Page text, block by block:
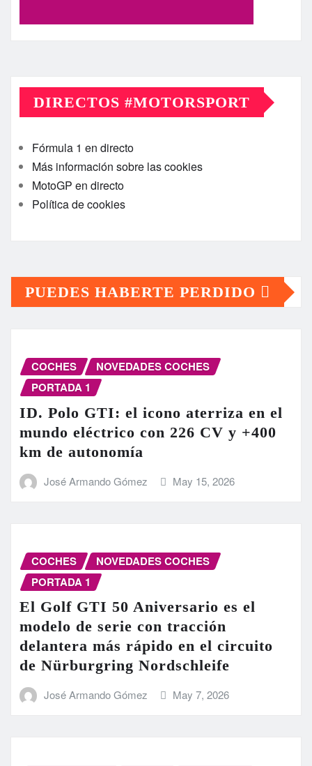
DIRECTOS #MOTORSPORT
Fórmula 1 en directo
Más información sobre las cookies
MotoGP en directo
Política de cookies
PUEDES HABERTE PERDIDO
COCHES
NOVEDADES COCHES
PORTADA 1
ID. Polo GTI: el icono aterriza en el
mundo eléctrico con 226 CV y +400
km de autonomía
José Armando Gómez May 15, 2026
COCHES
NOVEDADES COCHES
PORTADA 1
El Golf GTI 50 Aniversario es el
modelo de serie con tracción
delantera más rápido en el circuito
de Nürburgring Nordschleife
José Armando Gómez May 7, 2026